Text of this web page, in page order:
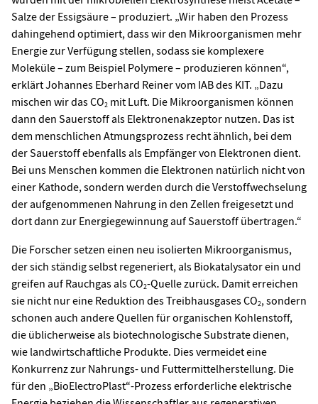
Salze der Essigsäure – produziert. „Wir haben den Prozess
dahingehend optimiert, dass wir den Mikroorganismen mehr
Energie zur Verfügung stellen, sodass sie komplexere
Moleküle – zum Beispiel Polymere – produzieren können“,
erklärt Johannes Eberhard Reiner vom IAB des KIT. „Dazu
mischen wir das CO2 mit Luft. Die Mikroorganismen können
dann den Sauerstoff als Elektronenakzeptor nutzen. Das ist
dem menschlichen Atmungsprozess recht ähnlich, bei dem
der Sauerstoff ebenfalls als Empfänger von Elektronen dient.
Bei uns Menschen kommen die Elektronen natürlich nicht von
einer Kathode, sondern werden durch die Verstoffwechselung
der aufgenommenen Nahrung in den Zellen freigesetzt und
dort dann zur Energiegewinnung auf Sauerstoff übertragen.“
Die Forscher setzen einen neu isolierten Mikroorganismus,
der sich ständig selbst regeneriert, als Biokatalysator ein und
greifen auf Rauchgas als CO2-Quelle zurück. Damit erreichen
sie nicht nur eine Reduktion des Treibhausgases CO2, sondern
schonen auch andere Quellen für organischen Kohlenstoff,
die üblicherweise als biotechnologische Substrate dienen,
wie landwirtschaftliche Produkte. Dies vermeidet eine
Konkurrenz zur Nahrungs- und Futtermittelherstellung. Die
für den „BioElectroPlast“-Prozess erforderliche elektrische